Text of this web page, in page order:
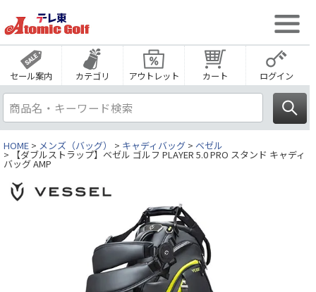
セール案内 カテゴリ アウトレット カート ログイン
HOME メンズ（バッグ） キャディバッグ ベゼル
【ダブルストラップ】ベゼル ゴルフ PLAYER 5.0 PRO スタンド キャディ
バッグ AMP